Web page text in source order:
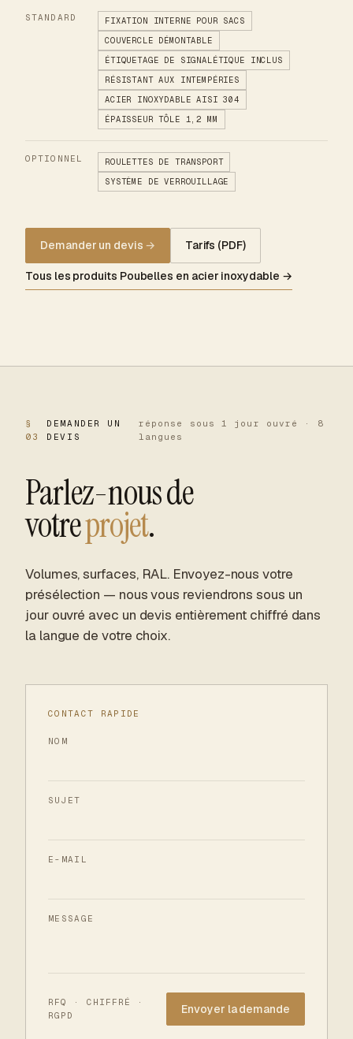
STANDARD
FIXATION INTERNE POUR SACS
COUVERCLE DÉMONTABLE
ÉTIQUETAGE DE SIGNALÉTIQUE INCLUS
RÉSISTANT AUX INTEMPÉRIES
ACIER INOXYDABLE AISI 304
ÉPAISSEUR TÔLE 1,2 MM
OPTIONNEL
ROULETTES DE TRANSPORT
SYSTÈME DE VERROUILLAGE
Demander un devis → Tarifs (PDF)
Tous les produits Poubelles en acier inoxydable →
§
03
DEMANDER UN
DEVIS
réponse sous 1 jour ouvré · 8
langues
Parlez-nous de
votreprojet.
Volumes, surfaces, RAL. Envoyez-nous votre
présélection — nous vous reviendrons sous un
jour ouvré avec un devis entièrement chiffré dans
la langue de votre choix.
CONTACT RAPIDE
NOM
SUJET
E-MAIL
MESSAGE
RFQ · CHIFFRÉ ·
RGPD